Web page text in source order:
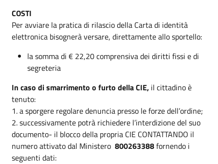
COSTI
Per avviare la pratica di rilascio della Carta di identità
elettronica bisognerà versare, direttamente allo sportello:
la somma di € 22,20 comprensiva dei diritti fissi e di
segreteria
In caso di smarrimento o furto della CIE, il cittadino è
tenuto:
1. a sporgere regolare denuncia presso le forze dell’ordine;
2. successivamente potrà richiedere l’interdizione del suo
documento- il blocco della propria CIE CONTATTANDO il
numero attivato dal Ministero 800263388fornendo i
seguenti dati: